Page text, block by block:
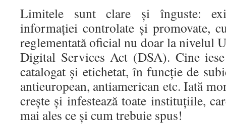
Limitele sunt clare și înguste:
informației controlate și promovate,
reglementată oficial nu doar la nivelul
Digital Services Act (DSA). Cine
catalogat și etichetat, în funcție de
antieuropean, antiamerican etc. Iată
crește și infestează toate instituțiile,
mai ales ce și cum trebuie spus!